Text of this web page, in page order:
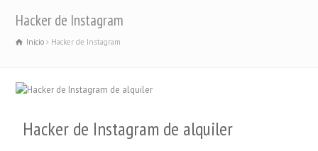
Hacker de Instagram
Inicio Hacker de Instagram
Hacker de Instagram de alquiler